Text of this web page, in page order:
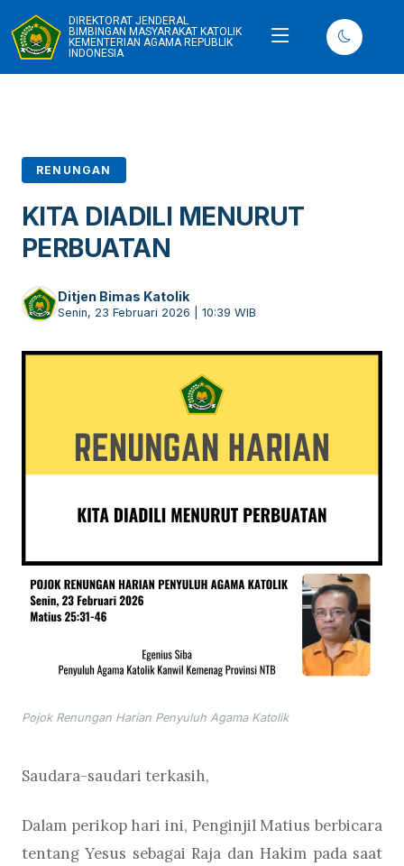
DIREKTORAT JENDERAL
BIMBINGAN MASYARAKAT KATOLIK
KEMENTERIAN AGAMA REPUBLIK
INDONESIA
RENUNGAN
KITA DIADILI MENURUT
PERBUATAN
Ditjen Bimas Katolik
Senin, 23 Februari 2026 | 10:39 WIB
Pojok Renungan Harian Penyuluh Agama Katolik
Saudara-saudari terkasih,
Dalam perikop hari ini, Penginjil Matius berbicara
tentang Yesus sebagai Raja dan Hakim pada saat